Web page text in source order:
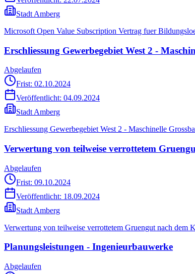
Stadt Amberg
Microsoft Open Value Subscription Vertrag fuer
Erschliessung Gewerbegebiet West 2 -
Abgelaufen
Frist: 02.10.2024
Veröffentlicht: 04.09.2024
Stadt Amberg
Erschliessung Gewerbegebiet West 2 - Maschinelle
Verwertung von teilweise verrottetem
Abgelaufen
Frist: 09.10.2024
Veröffentlicht: 18.09.2024
Stadt Amberg
Verwertung von teilweise verrottetem Gruengut nach dem
Planungsleistungen - Ingenieurbauwerke
Abgelaufen